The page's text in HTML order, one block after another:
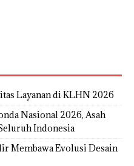
Layanan di KLHN 2026
Nasional 2026, Asah
Indonesia
Membawa Evolusi Desain